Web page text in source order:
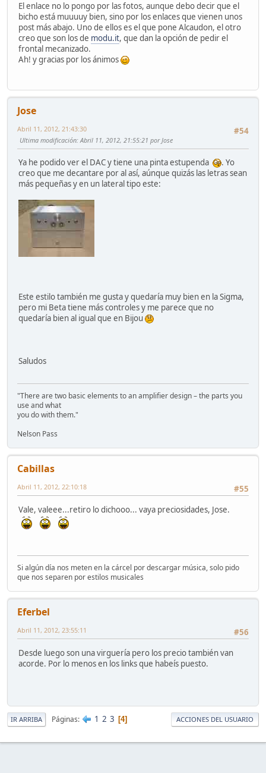
El enlace no lo pongo por las fotos, aunque debo decir que el
bicho está muuuuy bien, sino por los enlaces que vienen unos
post más abajo. Uno de ellos es el que pone Alcaudon, el otro
creo que son los de modu.it, que dan la opción de pedir el
frontal mecanizado.
Ah! y gracias por los ánimos
Jose
#54
Abril 11, 2012, 21:43:30
Ultima modificación: Abril 11, 2012, 21:55:21 por Jose
Ya he podido ver el DAC y tiene una pinta estupenda
. Yo
creo que me decantare por al así, aúnque quizás las letras sean
más pequeñas y en un lateral tipo este:
Este estilo también me gusta y quedaría muy bien en la Sigma,
pero mi Beta tiene más controles y me parece que no
quedaría bien al igual que en Bijou
Saludos
"There are two basic elements to an amplifier design – the parts you
use and what
you do with them."
Nelson Pass
Cabillas
#55
Abril 11, 2012, 22:10:18
Vale, valeee...retiro lo dichooo... vaya preciosidades, Jose.
Si algún día nos meten en la cárcel por descargar música, solo pido
que nos separen por estilos musicales
Eferbel
#56
Abril 11, 2012, 23:55:11
Desde luego son una virguería pero los precio también van
acorde. Por lo menos en los links que habeís puesto.
IR ARRIBA Páginas 1 2 3 4 ACCIONES DEL USUARIO